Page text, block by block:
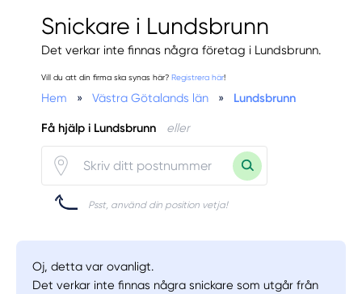
Snickare i Lundsbrunn
Det verkar inte finnas några företag i Lundsbrunn.
Vill du att din firma ska synas här? Registrera här!
Hem » Västra Götalands län » Lundsbrunn
Få hjälp i Lundsbrunn eller
Psst, använd din position vetja!
Oj, detta var ovanligt.
Det verkar inte finnas några snickare som utgår från